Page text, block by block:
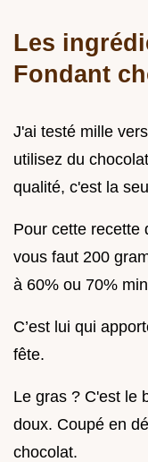
Les
Fondant
J'ai testé mille
utilisez du
qualité, c'est la
Pour cette recette
vous faut 200
à 60% ou 70%
C’est lui qui
fête.
Le gras ? C'est le
doux. Coupé en
chocolat.